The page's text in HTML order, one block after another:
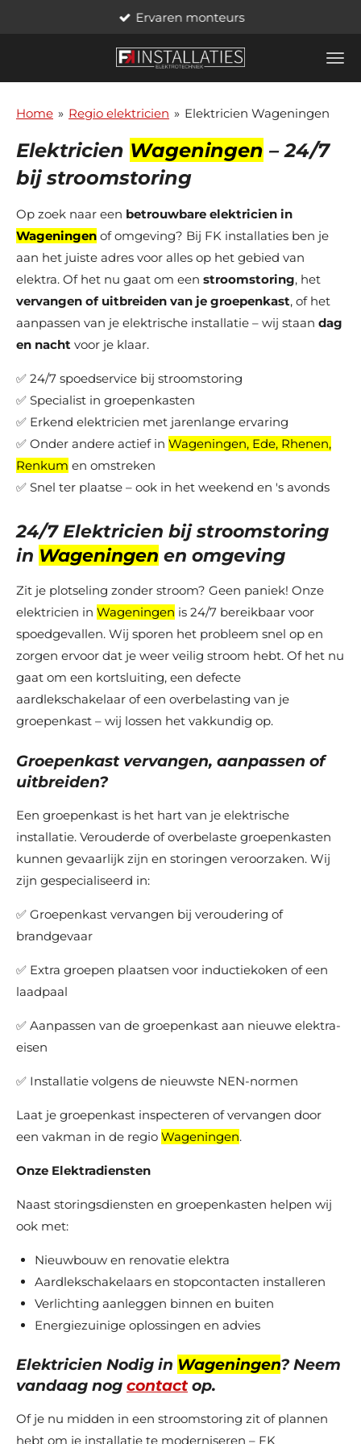
de
Ervaren monteurs
Home » Regio elektricien » Elektricien Wageningen
Elektricien Wageningen – 24/7
bij stroomstoring
Op zoek naar een betrouwbare elektricien in
Wageningen of omgeving? Bij FK installaties ben je
aan het juiste adres voor alles op het gebied van
elektra. Of het nu gaat om een stroomstoring, het
vervangen of uitbreiden van je groepenkast, of het
aanpassen van je elektrische installatie – wij staan dag
en nacht voor je klaar.
✅ 24/7 spoedservice bij stroomstoring
✅ Specialist in groepenkasten
✅ Erkend elektricien met jarenlange ervaring
✅ Onder andere actief in Wageningen, Ede, Rhenen,
Renkum en omstreken
✅ Snel ter plaatse – ook in het weekend en 's avonds
24/7 Elektricien bij stroomstoring
in Wageningen en omgeving
Zit je plotseling zonder stroom? Geen paniek! Onze
elektricien in Wageningen is 24/7 bereikbaar voor
spoedgevallen. Wij sporen het probleem snel op en
zorgen ervoor dat je weer veilig stroom hebt. Of het nu
gaat om een kortsluiting, een defecte
aardlekschakelaar of een overbelasting van je
groepenkast – wij lossen het vakkundig op.
Groepenkast vervangen, aanpassen of
uitbreiden?
Een groepenkast is het hart van je elektrische
installatie. Verouderde of overbelaste groepenkasten
kunnen gevaarlijk zijn en storingen veroorzaken. Wij
zijn gespecialiseerd in:
✅ Groepenkast vervangen bij veroudering of
brandgevaar
✅ Extra groepen plaatsen voor inductiekoken of een
laadpaal
✅ Aanpassen van de groepenkast aan nieuwe elektra-
eisen
✅ Installatie volgens de nieuwste NEN-normen
Laat je groepenkast inspecteren of vervangen door
een vakman in de regio Wageningen.
Onze Elektradiensten
Naast storingsdiensten en groepenkasten helpen wij
ook met:
Nieuwbouw en renovatie elektra
Aardlekschakelaars en stopcontacten installeren
Verlichting aanleggen binnen en buiten
Energiezuinige oplossingen en advies
Elektricien Nodig in Wageningen? Neem
vandaag nog contactop.
Of je nu midden in een stroomstoring zit of plannen
hebt om je installatie te moderniseren – FK